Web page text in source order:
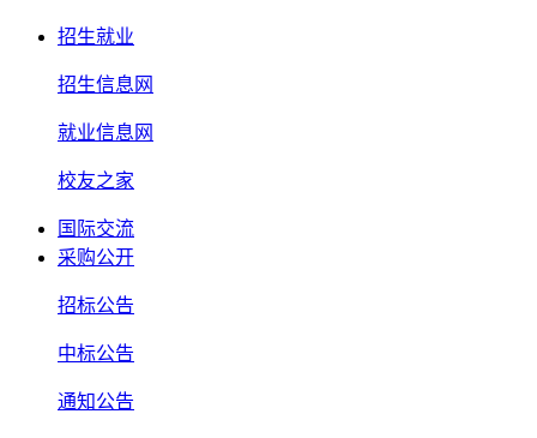
招生就业
招生信息网
就业信息网
校友之家
国际交流
采购公开
招标公告
中标公告
通知公告